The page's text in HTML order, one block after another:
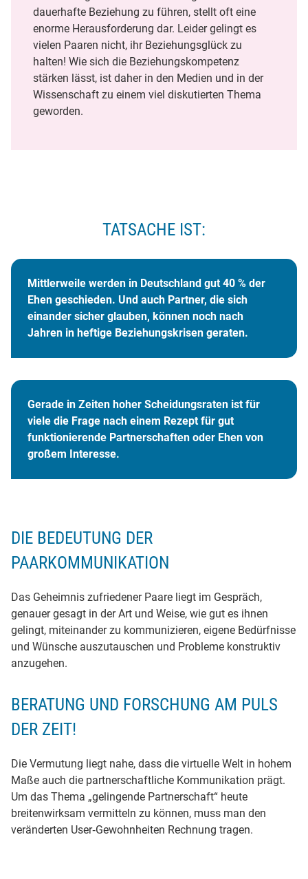
dauerhafte Beziehung zu führen, stellt oft eine
enorme Herausforderung dar. Leider gelingt es
vielen Paaren nicht, ihr Beziehungsglück zu
halten! Wie sich die Beziehungskompetenz
stärken lässt, ist daher in den Medien und in der
Wissenschaft zu einem viel diskutierten Thema
geworden.
TATSACHE IST:
Mittlerweile werden in Deutschland gut 40 % der
Ehen geschieden. Und auch Partner, die sich
einander sicher glauben, können noch nach
Jahren in heftige Beziehungskrisen geraten.
Gerade in Zeiten hoher Scheidungsraten ist für
viele die Frage nach einem Rezept für gut
funktionierende Partnerschaften oder Ehen von
großem Interesse.
DIE BEDEUTUNG DER
PAARKOMMUNIKATION
Das Geheimnis zufriedener Paare liegt im Gespräch,
genauer gesagt in der Art und Weise, wie gut es ihnen
gelingt, miteinander zu kommunizieren, eigene Bedürfnisse
und Wünsche auszutauschen und Probleme konstruktiv
anzugehen.
BERATUNG UND FORSCHUNG AM PULS
DER ZEIT!
Die Vermutung liegt nahe, dass die virtuelle Welt in hohem
Maße auch die partnerschaftliche Kommunikation prägt.
Um das Thema „gelingende Partnerschaft“ heute
breitenwirksam vermitteln zu können, muss man den
veränderten User‐Gewohnheiten Rechnung tragen.